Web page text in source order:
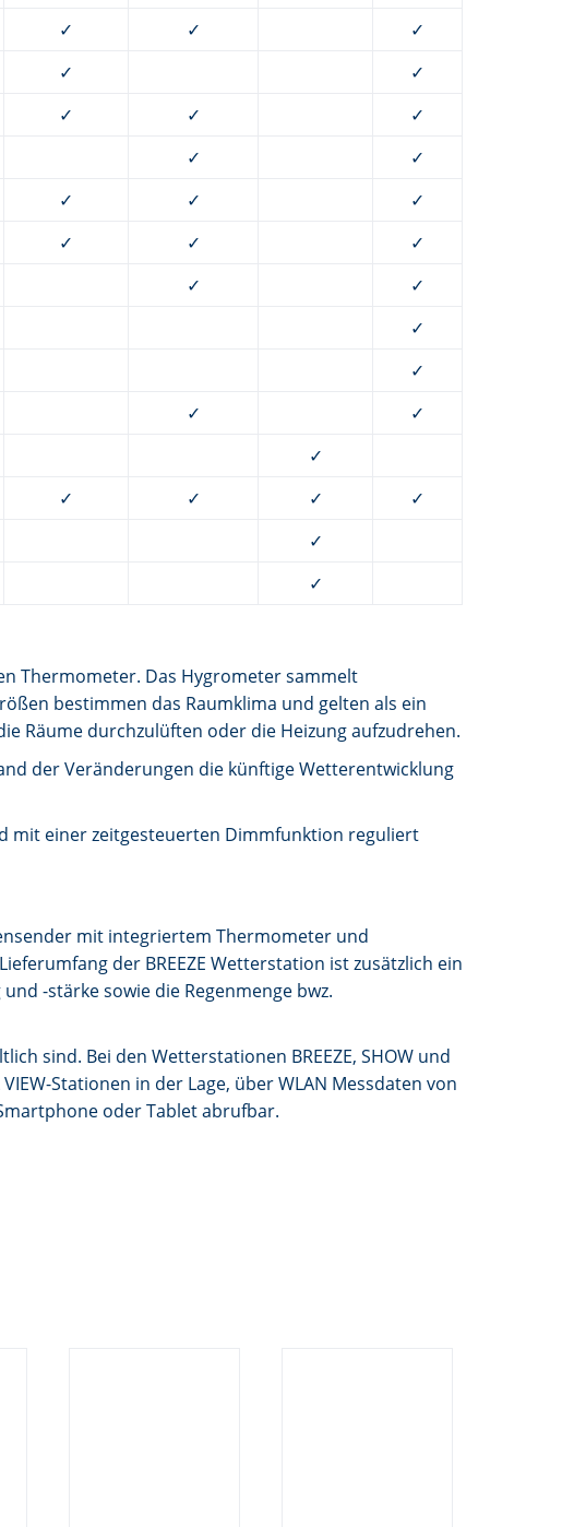
✓ ✓
✓
✓
✓
✓ ✓
✓
✓
✓
✓ ✓
✓
✓ ✓
✓
✓
✓
✓
✓
✓
✓
✓
✓ ✓ ✓
✓
✓
✓
Thermometer. Das Hygrometer sammelt
bestimmen das Raumklima und gelten als ein
Räume durchzulüften oder die Heizung aufzudrehen.
der Veränderungen die künftige Wetterentwicklung
mit einer zeitgesteuerten Dimmfunktion reguliert
mit integriertem Thermometer und
der BREEZE Wetterstation ist zusätzlich ein
-stärke sowie die Regenmenge bwz.
sind. Bei den Wetterstationen BREEZE, SHOW und
Stationen in der Lage, über WLAN Messdaten von
oder Tablet abrufbar.